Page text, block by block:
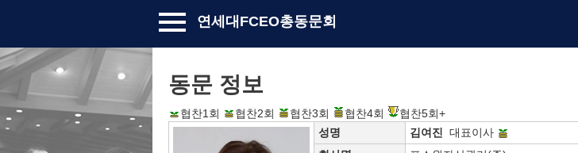
연세대FCEO총동문회
동문 정보
협찬1회 협찬2회 협찬3회 협찬4회
협찬5회+
성명
김여진 대표이사